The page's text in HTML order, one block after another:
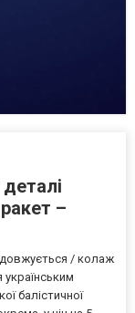
–
/ колаж
балістичної